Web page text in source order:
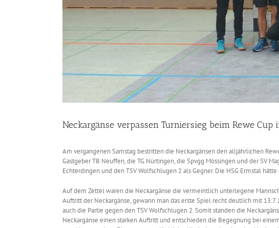
Neckargänse verpassen Turniersieg beim Rewe
Am vergangenen Samstag bestritten die Neckargänsen den alljährlichen
Gastgeber TB Neuffen, die TG Nürtingen, die Spvgg Mössingen und der SV
Echterdingen und den TSV Wolfschlugen 2 als Gegner. Die HSG Ermstal
Auf dem Zettel waren die Neckargänse die vermeintlich unterlegene
Auftritt der Neckargänse, gewann man das erste Spiel recht deutlich mit
auch die Partie gegen den TSV Wolfschlugen 2. Somit standen die
Neckargänse einen starken Auftritt und entschieden die Begegnung bei